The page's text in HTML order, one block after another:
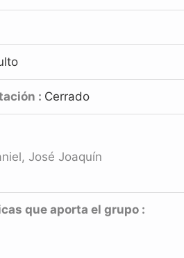
: Cerrado
José Joaquín
que aporta el grupo :